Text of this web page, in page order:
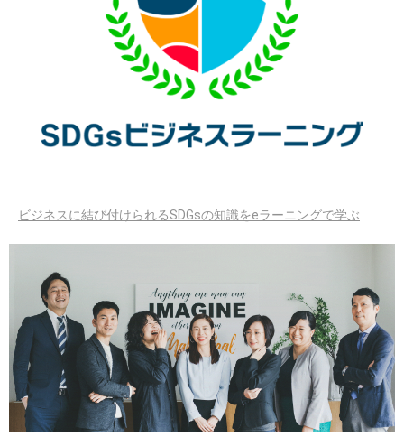
ビジネスに結び付けられるSDGsの知識をeラーニングで学ぶ